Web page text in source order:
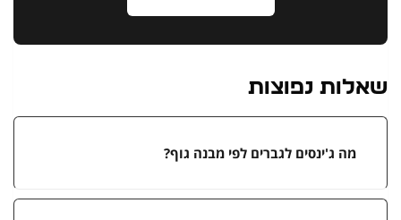
שאלות נפוצות
מה ג'ינסים לגברים לפי מבנה גוף?